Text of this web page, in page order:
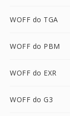
WOFF do TGA
WOFF do PBM
WOFF do EXR
WOFF do G3